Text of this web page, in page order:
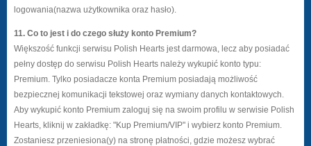
logowania(nazwa użytkownika oraz hasło).
11. Co to jest i do czego służy konto Premium?
Większość funkcji serwisu Polish Hearts jest darmowa, lecz aby posiadać
pełny dostęp do serwisu Polish Hearts należy wykupić konto typu:
Premium. Tylko posiadacze konta Premium posiadają możliwość
bezpiecznej komunikacji tekstowej oraz wymiany danych kontaktowych.
Aby wykupić konto Premium zaloguj się na swoim profilu w serwisie Polish
Hearts, kliknij w zakładkę: "Kup Premium/VIP" i wybierz konto Premium.
Zostaniesz przeniesiona(y) na stronę płatności, gdzie możesz wybrać